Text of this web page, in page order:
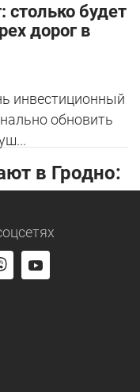
столько будет
дорог в
инвестиционный
обновить
в Гродно: